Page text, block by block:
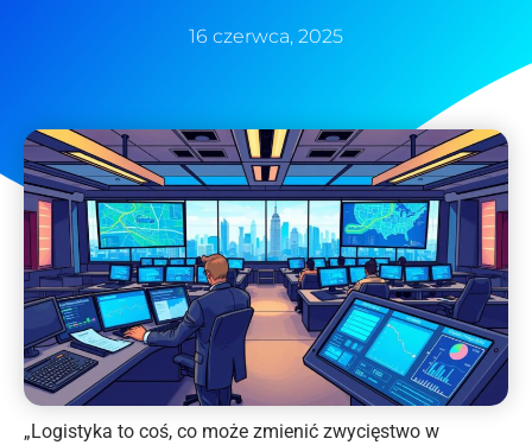
16 czerwca, 2025
„Logistyka to coś, co może zmienić zwycięstwo w